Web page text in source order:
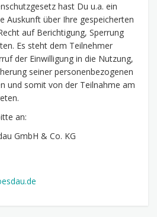
hast Du u.a. ein
Auskunft über Ihre gespeicherten
auf Berichtigung, Sperrung
Es steht dem Teilnehmer
der Einwilligung in die Nutzung,
seiner personenbezogenen
und somit von der Teilnahme am
an:
GmbH & Co. KG